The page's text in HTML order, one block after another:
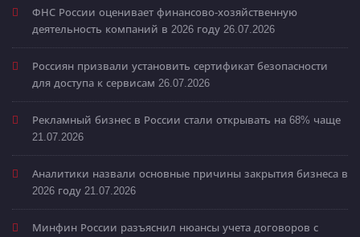
ФНС России оценивает финансово-хозяйственную
деятельность компаний в 2026 году 26.07.2026
Россиян призвали установить сертификат безопасности
для доступа к сервисам 26.07.2026
Рекламный бизнес в России стали открывать на 68% чаще
21.07.2026
Аналитики назвали основные причины закрытия бизнеса в
2026 году 21.07.2026
Минфин России разъяснил нюансы учета договоров с